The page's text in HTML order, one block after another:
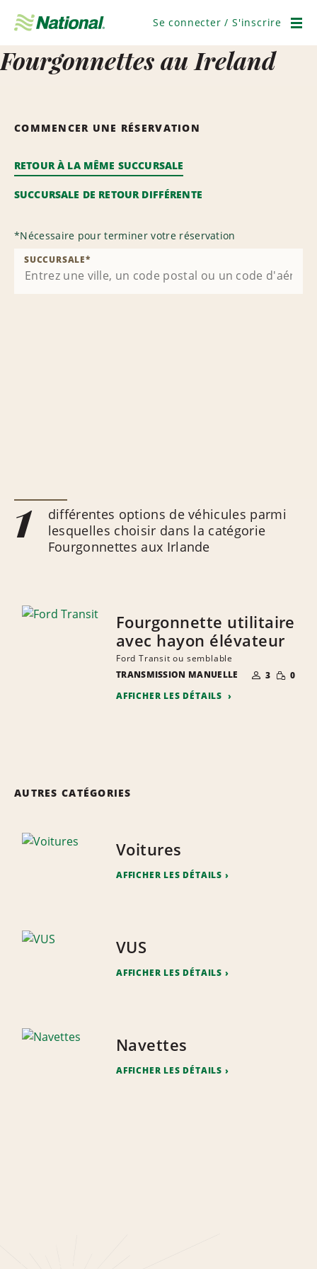
navigation
Se connecter / S'inscrire
Fourgonnettes au Ireland
COMMENCER UNE RÉSERVATION
RETOUR À LA MÊME SUCCURSALE
SUCCURSALE DE RETOUR DIFFÉRENTE
*Nécessaire pour terminer votre réservation
SUCCURSALE*
1
différentes options de véhicules parmi
lesquelles choisir dans la catégorie
Fourgonnettes aux Irlande
Fourgonnette utilitaire
avec hayon élévateur
Ford Transit ou semblable
TRANSMISSION MANUELLE
NOMBRE DE
PERSONNES
3 RÉDUITE
0
AFFICHER LES DÉTAILS
AUTRES CATÉGORIES
Voitures
AFFICHER LES DÉTAILS
VUS
AFFICHER LES DÉTAILS
Navettes
AFFICHER LES DÉTAILS